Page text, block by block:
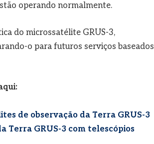
operando normalmente.
do microssatélite GRUS-3,
o para futuros serviços baseados
de observação da Terra GRUS-3
Terra GRUS-3 com telescópios